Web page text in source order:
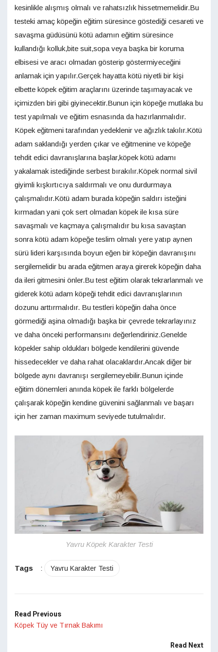
kesinlikle alışmış olmalı ve rahatsızlık hissetmemelidir.Bu
testeki amaç köpeğin eğitim süresince göstediği cesareti ve
savaşma güdüsünü kötü adamın eğitim süresince
kullandığı kolluk,bite suit,sopa veya başka bir koruma
elbisesi ve aracı olmadan gösterip göstermiyeceğini
anlamak için yapılır.Gerçek hayatta kötü niyetli bir kişi
elbette köpek eğitim araçlarını üzerinde taşımayacak ve
içimizden biri gibi giyinecektir.Bunun için köpeğe mutlaka bu
test yapılmalı ve eğitim esnasında da hazırlanmalıdır.
Köpek eğitmeni tarafından yedeklenir ve ağızlık takılır.Kötü
adam saklandığı yerden çıkar ve eğitmenine ve köpeğe
tehdit edici davranışlarına başlar,köpek kötü adamı
yakalamak istediğinde serbest bırakılır.Köpek normal sivil
giyimli kışkırtıcıya saldırmalı ve onu durdurmaya
çalışmalıdır.Kötü adam burada köpeğin saldırı isteğini
kırmadan yani çok sert olmadan köpek ile kısa süre
savaşmalı ve kaçmaya çalışmalıdır bu kısa savaştan
sonra kötü adam köpeğe teslim olmalı yere yatıp aynen
sürü lideri karşısında boyun eğen bir köpeğin davranışını
sergilemelidir bu arada eğitmen araya girerek köpeğin daha
da ileri gitmesini önler.Bu test eğitim olarak tekrarlanmalı ve
giderek kötü adam köpeği tehdit edici davranışlarının
dozunu arttırmalıdır. Bu testleri köpeğin daha önce
görmediği aşina olmadığı başka bir çevrede tekrarlayınız
ve daha önceki performansını değerlendiriniz.Genelde
köpekler sahip oldukları bölgede kendilerini güvende
hissedecekler ve daha rahat olacaklardır.Ancak diğer bir
bölgede aynı davranışı sergilemeyebilir.Bunun içinde
eğitim dönemleri anında köpek ile farklı bölgelerde
çalışarak köpeğin kendine güvenini sağlanmalı ve başarı
için her zaman maximum seviyede tutulmalıdır.
Yavru Köpek Karakter Testi
Tags : Yavru Karakter Testi
Read Previous
Köpek Tüy ve Tırnak Bakımı
Read Next